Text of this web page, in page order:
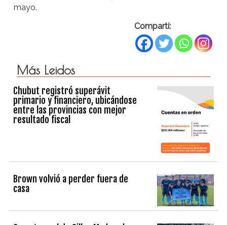
mayo.
Compartí:
Más Leidos
Chubut registró superávit
primario y financiero, ubicándose
entre las provincias con mejor
resultado fiscal
Brown volvió a perder fuera de
casa